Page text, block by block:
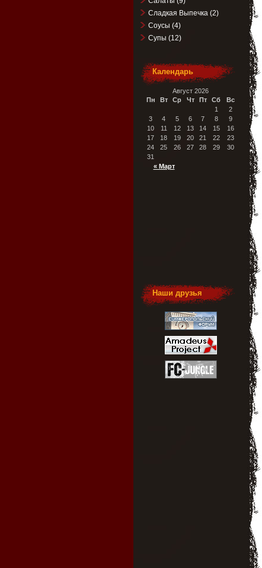
Сладкая Выпечка(2)
Соусы (4)
Супы (12)
Календарь
Август 2026
Пн
Вт Ср Чт Пт Сб Вс
« Март
1
2
3
4 5 6 7 8
9
10
11 12 13 14 15
16
17
18 19 20 21 22
23
24
25 26 27 28 29
30
31
Наши друзья